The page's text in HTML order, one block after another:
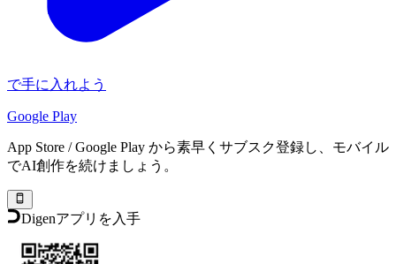
で手に入れよう
Google Play
App Store / Google Play から素早くサブスク登録し、モバイル
でAI創作を続けましょう。
Digenアプリを入手